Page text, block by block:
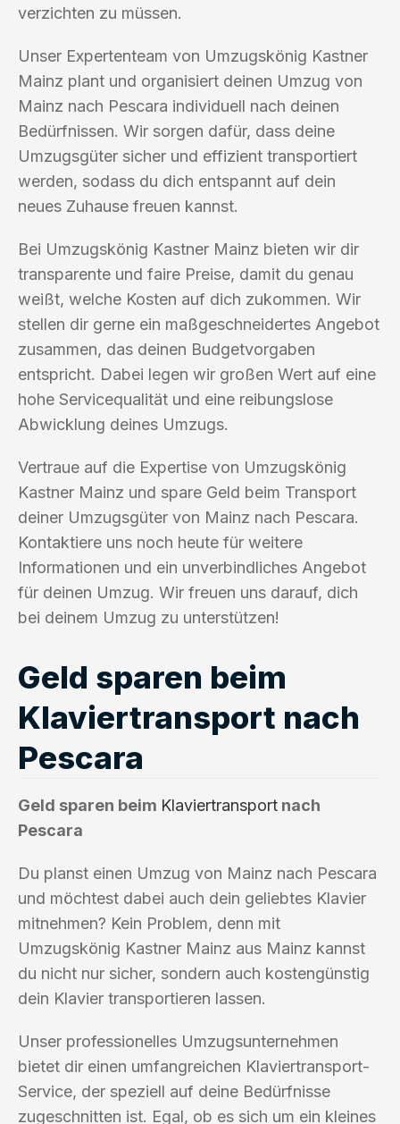
verzichten zu müssen.
Unser Expertenteam von Umzugskönig Kastner
Mainz plant und organisiert deinen Umzug von
Mainz nach Pescara individuell nach deinen
Bedürfnissen. Wir sorgen dafür, dass deine
Umzugsgüter sicher und effizient transportiert
werden, sodass du dich entspannt auf dein
neues Zuhause freuen kannst.
Bei Umzugskönig Kastner Mainz bieten wir dir
transparente und faire Preise, damit du genau
weißt, welche Kosten auf dich zukommen. Wir
stellen dir gerne ein maßgeschneidertes Angebot
zusammen, das deinen Budgetvorgaben
entspricht. Dabei legen wir großen Wert auf eine
hohe Servicequalität und eine reibungslose
Abwicklung deines Umzugs.
Vertraue auf die Expertise von Umzugskönig
Kastner Mainz und spare Geld beim Transport
deiner Umzugsgüter von Mainz nach Pescara.
Kontaktiere uns noch heute für weitere
Informationen und ein unverbindliches Angebot
für deinen Umzug. Wir freuen uns darauf, dich
bei deinem Umzug zu unterstützen!
Geld sparen beim
Klaviertransport nach
Pescara
Geld sparen beim Klaviertransport nach
Pescara
Du planst einen Umzug von Mainz nach Pescara
und möchtest dabei auch dein geliebtes Klavier
mitnehmen? Kein Problem, denn mit
Umzugskönig Kastner Mainz aus Mainz kannst
du nicht nur sicher, sondern auch kostengünstig
dein Klavier transportieren lassen.
Unser professionelles Umzugsunternehmen
bietet dir einen umfangreichen Klaviertransport-
Service, der speziell auf deine Bedürfnisse
zugeschnitten ist. Egal, ob es sich um ein kleines